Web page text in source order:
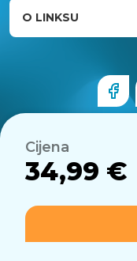
Cijena
34,99 €
O LINKSU
© 2026